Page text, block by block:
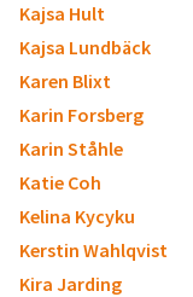
Kajsa Hult
Kajsa Lundbäck
Karen Blixt
Karin Forsberg
Karin Ståhle
Katie Coh
Kelina Kycyku
Kerstin Wahlqvist
Kira Jarding